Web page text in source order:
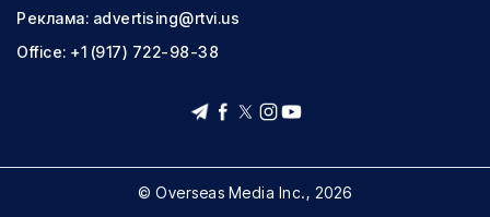
Реклама: advertising@rtvi.us
Office: +1 (917) 722-98-38
© Overseas Media Inc., 2026